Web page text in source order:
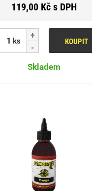
119,00 Kč s DPH
ks KOUPIT
Skladem